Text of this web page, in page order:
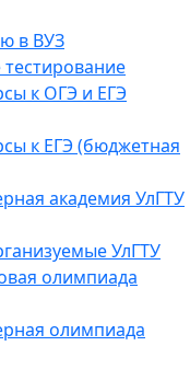
в ВУЗ
к ОГЭ и ЕГЭ
к ЕГЭ (бюджетная
академия УлГТУ
УлГТУ
олимпиада
олимпиада